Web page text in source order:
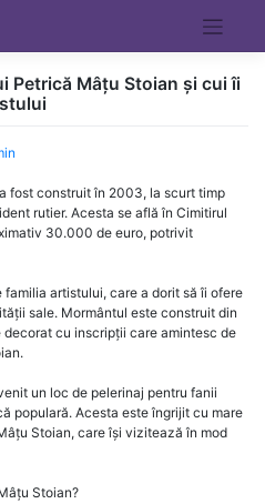
Petrică Mâțu Stoian și cui îi
fost construit în 2003, la scurt timp
rutier. Acesta se află în Cimitirul
30.000 de euro, potrivit
artistului, care a dorit să îi ofere
sale. Mormântul este construit din
cu inscripții care amintesc de
un loc de pelerinaj pentru fanii
populară. Acesta este îngrijit cu mare
Stoian, care își vizitează în mod
Stoian?